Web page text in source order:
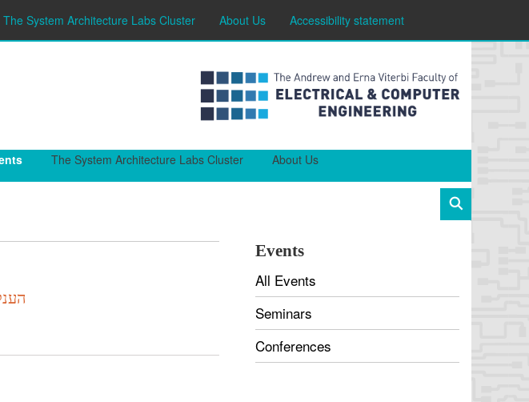
The System Architecture Labs Cluster About Us Accessibility statement
The System Architecture Labs Cluster
About Us
Events
All Events
Seminars
Conferences